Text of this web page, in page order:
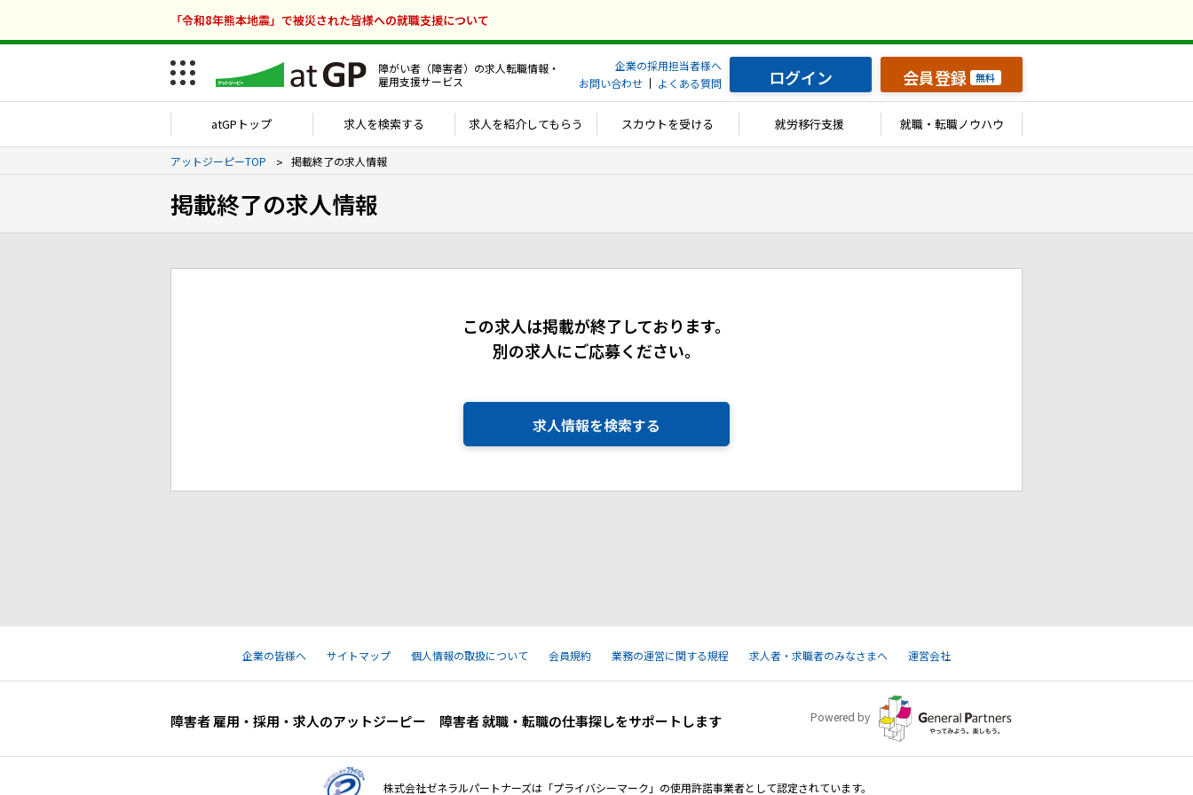
「令和8年熊本地震」で被災された皆様への就職支援について
障がい者（障害者）の求人転職情報・
雇用支援サービス
企業の採用担当者様へ
お問い合わせ
よくある質問 ログイン 会員登録 無料
atGPトップ 求人を検索する 求人を紹介してもらう スカウトを受ける 就労移行支援 就職・転職ノウハウ
アットジーピーTOP 掲載終了の求人情報
掲載終了の求人情報
この求人は掲載が終了しております。
別の求人にご応募ください。
求人情報を検索する
企業の皆様へ サイトマップ 個人情報の取扱について 会員規約 業務の運営に関する規程 求人者・求職者のみなさまへ 運営会社
障害者 雇用・採用・求人のアットジーピー 障害者 就職・転職の仕事探しをサポートします Powered by
株式会社ゼネラルパートナーズは「プライバシーマーク」の使用許諾事業者として認定されています。